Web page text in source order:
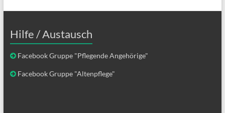
Hilfe / Austausch
Facebook Gruppe "Pflegende Angehörige"
Facebook Gruppe "Altenpflege"